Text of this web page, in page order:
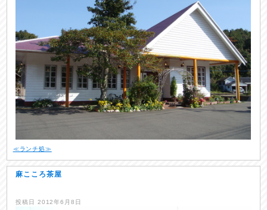
≪ランチ処≫
麻こころ茶屋
投稿日 2012年6月8日